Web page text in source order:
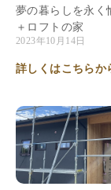
夢の暮らしを永く
＋ロフトの家
2023年10月14日
詳しくはこちらか